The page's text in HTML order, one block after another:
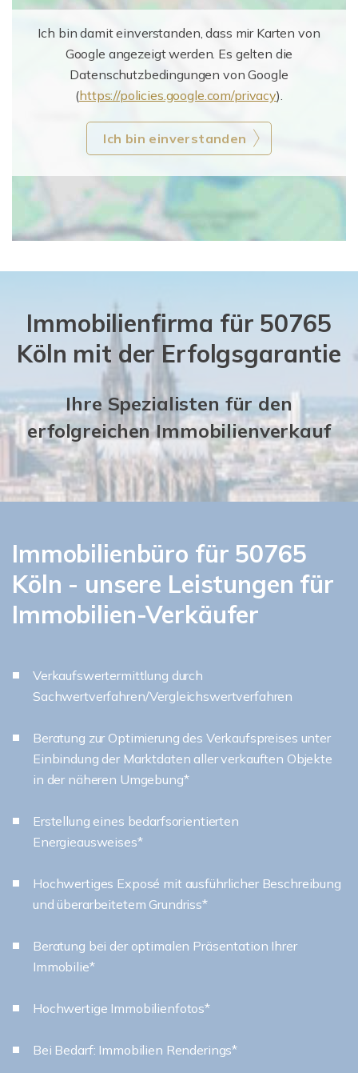
Ich bin damit einverstanden, dass mir Karten von
Google angezeigt werden. Es gelten die
Datenschutzbedingungen von Google
(https://policies.google.com/privacy).
Ich bin einverstanden
Immobilienfirma für 50765
Köln mit der Erfolgsgarantie
Ihre Spezialisten für den
erfolgreichen Immobilienverkauf
Immobilienbüro für 50765
Köln - unsere Leistungen für
Immobilien-Verkäufer
Verkaufswertermittlung durch
Sachwertverfahren/Vergleichswertverfahren
Beratung zur Optimierung des Verkaufspreises unter
Einbindung der Marktdaten aller verkauften Objekte
in der näheren Umgebung*
Erstellung eines bedarfsorientierten
Energieausweises*
Hochwertiges Exposé mit ausführlicher Beschreibung
und überarbeitetem Grundriss*
Beratung bei der optimalen Präsentation Ihrer
Immobilie*
Hochwertige Immobilienfotos*
Bei Bedarf: Immobilien Renderings*